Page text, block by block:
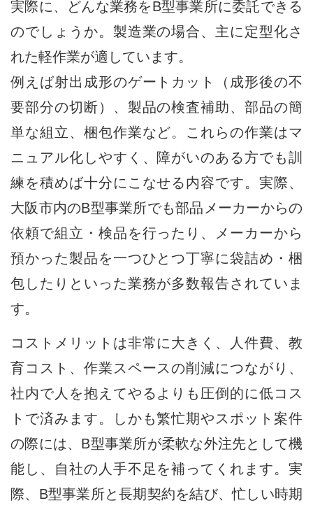
実際に、どんな業務をB型事業所に委託できる
のでしょうか。製造業の場合、主に定型化さ
れた軽作業が適しています。
例えば射出成形のゲートカット（成形後の不
要部分の切断）、製品の検査補助、部品の簡
単な組立、梱包作業など。これらの作業はマ
ニュアル化しやすく、障がいのある方でも訓
練を積めば十分にこなせる内容です。実際、
大阪市内のB型事業所でも部品メーカーからの
依頼で組立・検品を行ったり、メーカーから
預かった製品を一つひとつ丁寧に袋詰め・梱
包したりといった業務が多数報告されていま
す。
コストメリットは非常に大きく、人件費、教
育コスト、作業スペースの削減につながり、
社内で人を抱えてやるよりも圧倒的に低コス
トで済みます。しかも繁忙期やスポット案件
の際には、B型事業所が柔軟な外注先として機
能し、自社の人手不足を補ってくれます。実
際、B型事業所と長期契約を結び、忙しい時期